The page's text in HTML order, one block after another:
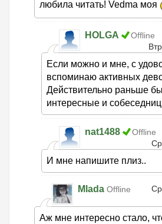
любила читать! Vedma моя
HOLGA
Offline
Если можно и мне, с
вспоминаю активных
Действительно раньше
интересные и
nat1488
Offline
И мне напишите плиз..
Mlada Offline
Аж мне интересно стало,